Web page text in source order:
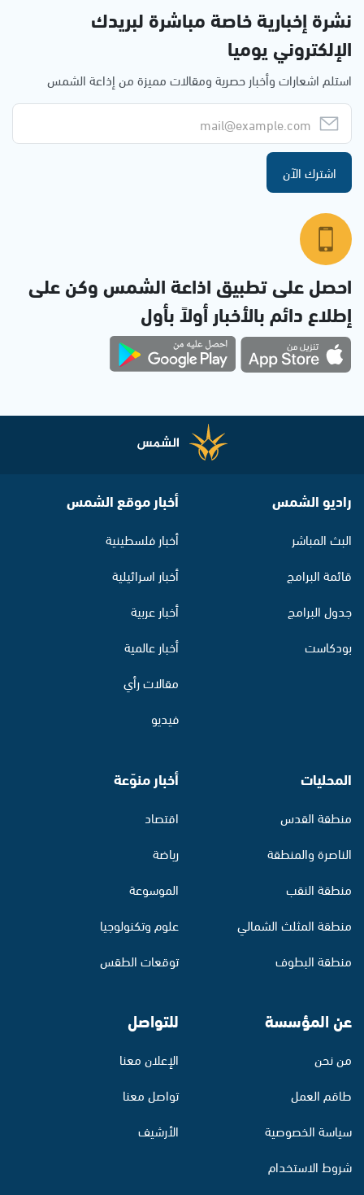
نشرة إخبارية خاصة مباشرة لبريدك
الإلكتروني يوميا
استلم اشعارات وأخبار حصرية ومقالات مميزة من إذاعة الشمس
اشترك الآن
احصل على تطبيق اذاعة الشمس وكن على
إطلاع دائم بالأخبار أولاً بأول
راديو الشمس
البث المباشر
قائمة البرامج
جدول البرامج
بودكاست
أخبار موقع الشمس
أخبار فلسطينية
أخبار اسرائيلية
أخبار عربية
أخبار عالمية
مقالات رأي
فيديو
المحليات
منطقة القدس
الناصرة والمنطقة
منطقة النقب
منطقة المثلث الشمالي
منطقة البطوف
أخبار منوّعة
اقتصاد
رياضة
الموسوعة
علوم وتكنولوجيا
توقعات الطقس
عن المؤسسة
من نحن
طاقم العمل
سياسة الخصوصية
شروط الاستخدام
للتواصل
الإعلان معنا
تواصل معنا
الأرشيف